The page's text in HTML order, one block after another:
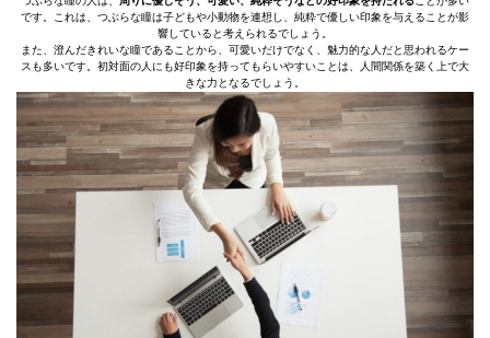
です。これは、つぶらな瞳は子どもや小動物を連想し、純粋で優しい印象を与えることが影
響していると考えられるでしょう。
また、澄んだきれいな瞳であることから、可愛いだけでなく、魅力的な人だと思われるケー
スも多いです。初対面の人にも好印象を持ってもらいやすいことは、人間関係を築く上で大
きな力となるでしょう。